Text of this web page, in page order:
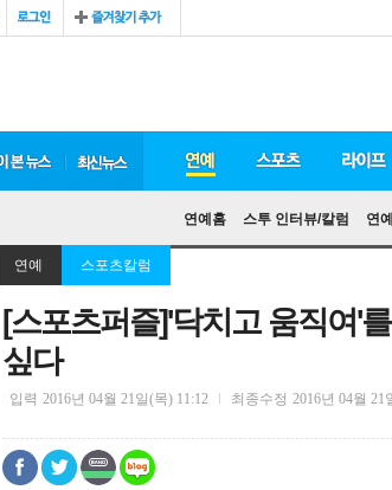
연예홈 스투 인터뷰/칼럼 연
연예 스포츠칼럼
[스포츠퍼즐]'닥치고 움직여'
싶다
입력 2016년 04월 21일(목) 11:12 최종수정 2016년 04월 21
0